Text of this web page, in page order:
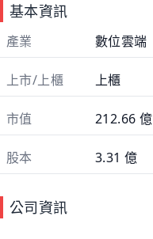
基本資訊
產業 數位雲端
上市/上櫃 上櫃
市值 212.66 億
股本 3.31 億
公司資訊